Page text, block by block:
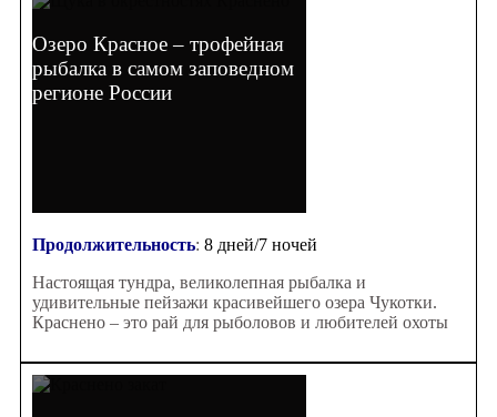
Озеро Красное – трофейная
рыбалка в самом заповедном
регионе России
Продолжительность: 8 дней/7 ночей
Настоящая тундра, великолепная рыбалка и
удивительные пейзажи красивейшего озера Чукотки.
Краснено – это рай для рыболовов и любителей охоты